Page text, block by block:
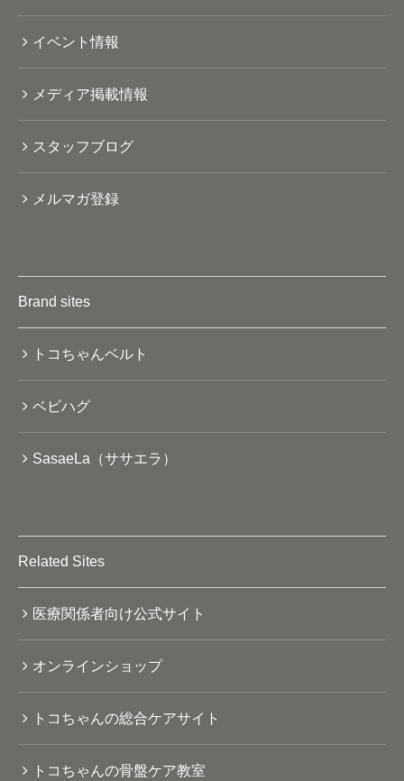
イベント情報
メディア掲載情報
スタッフブログ
メルマガ登録
Brand sites
トコちゃんベルト
ベビハグ
SasaeLa（ササエラ）
Related Sites
医療関係者向け公式サイト
オンラインショップ
トコちゃんの総合ケアサイト
トコちゃんの骨盤ケア教室